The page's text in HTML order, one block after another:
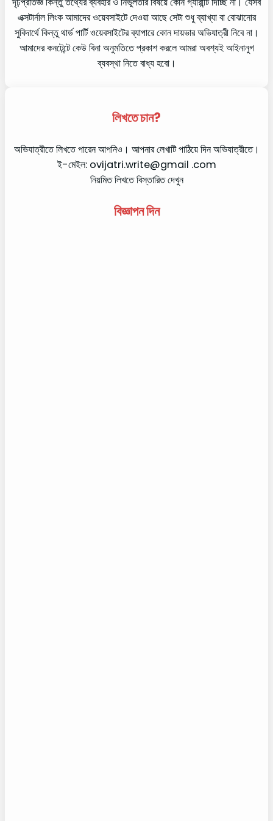
এক্সটার্নাল লিংক আমাদের ওয়েবসাইটে দেওয়া আছে সেটা শুধু ব্যাখ্যা বা বোঝানোর
সুবিদার্থে কিন্তু থার্ড পার্টি ওয়েবসাইটের ব্যাপারে কোন দায়ভার অভিযাত্রী নিবে না।
আমাদের কনটেন্টে কেউ বিনা অনুমতিতে প্রকাশ করলে আমরা অবশ্যই আইনানুগ
ব্যবস্থা নিতে বাধ্য হবো।
লিখতে চান?
অভিযাত্রীতে লিখতে পারেন আপনিও। আপনার লেখাটি পাঠিয়ে দিন অভিযাত্রীতে।
ই-মেইল: ovijatri.write@gmail .com
নিয়মিত লিখতে বিস্তারিত দেখুন
বিজ্ঞাপন দিন